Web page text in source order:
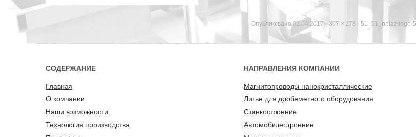
Опубликовано02.04.2017-307 × 278 - 51_51_belaz-logo-5
СОДЕРЖАНИЕ
Главная
О компании
Наши возможности
Технология производства
НАПРАВЛЕНИЯ КОМПАНИИ
Магнитопроводы нанокристаллические
Литье для дробеметного оборудования
Станкостроение
Автомобилестроение